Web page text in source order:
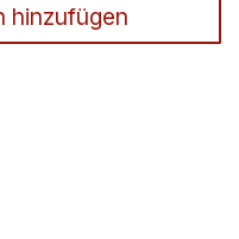
hinzufügen